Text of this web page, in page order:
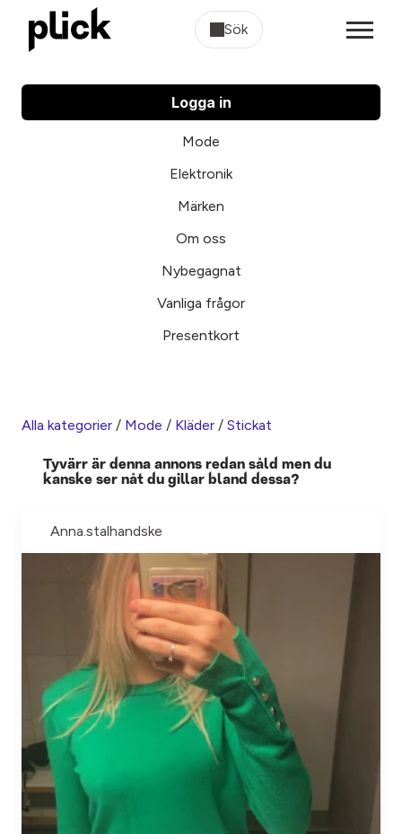
Sök
Logga in
Mode
Elektronik
Märken
Om oss
Nybegagnat
Vanliga frågor
Presentkort
Alla kategorier / Mode / Kläder / Stickat
Tyvärr är denna annons redan såld men du
kanske ser nåt du gillar bland dessa?
Anna.stalhandske